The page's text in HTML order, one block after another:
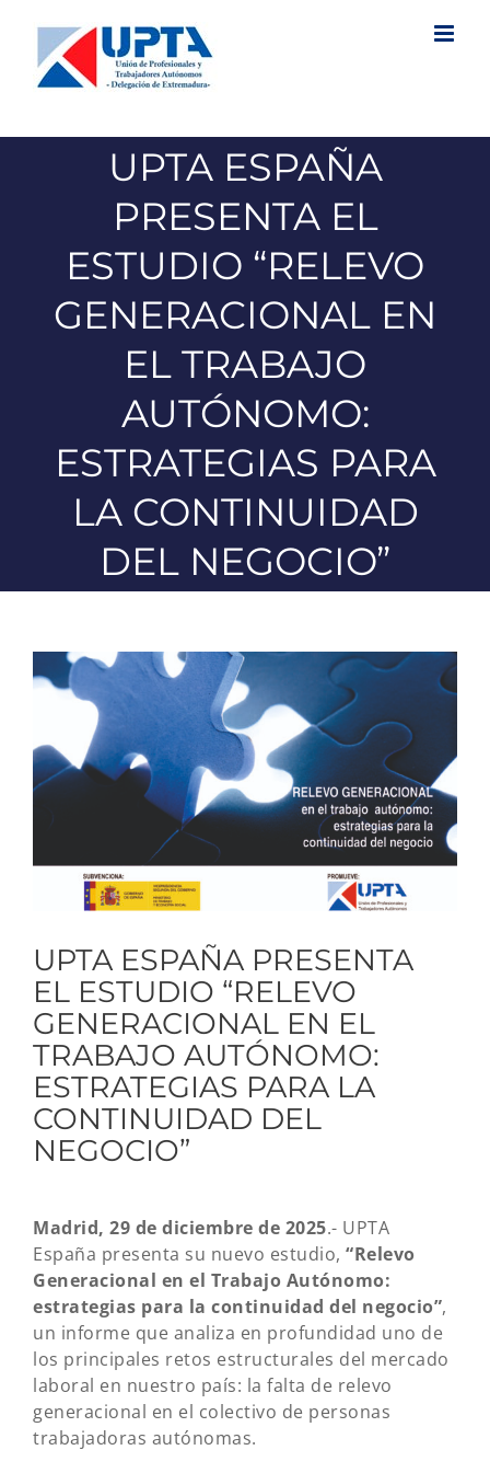
contenido
UPTA ESPAÑA
PRESENTA EL
ESTUDIO “RELEVO
GENERACIONAL EN
EL TRABAJO
AUTÓNOMO:
ESTRATEGIAS PARA
LA CONTINUIDAD
DEL NEGOCIO”
imagen
grande
UPTA ESPAÑA PRESENTA
EL ESTUDIO “RELEVO
GENERACIONAL EN EL
TRABAJO AUTÓNOMO:
ESTRATEGIAS PARA LA
CONTINUIDAD DEL
NEGOCIO”
Madrid, 29 de diciembre de 2025.- UPTA
España presenta su nuevo estudio, “Relevo
Generacional en el Trabajo Autónomo:
estrategias para la continuidad del negocio”,
un informe que analiza en profundidad uno de
los principales retos estructurales del mercado
laboral en nuestro país: la falta de relevo
generacional en el colectivo de personas
trabajadoras autónomas.